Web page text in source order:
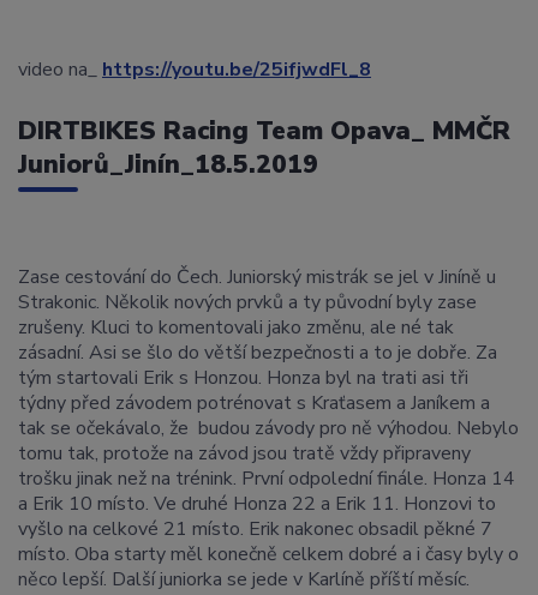
video na_ https://youtu.be/25ifjwdFl_8
DIRTBIKES Racing Team Opava_ MMČR
Juniorů_Jinín_18.5.2019
Zase cestování do Čech. Juniorský mistrák se jel v Jiníně u
Strakonic. Několik nových prvků a ty původní byly zase
zrušeny. Kluci to komentovali jako změnu, ale né tak
zásadní. Asi se šlo do větší bezpečnosti a to je dobře. Za
tým startovali Erik s Honzou. Honza byl na trati asi tři
týdny před závodem potrénovat s Kraťasem a Janíkem a
tak se očekávalo, že budou závody pro ně výhodou. Nebylo
tomu tak, protože na závod jsou tratě vždy připraveny
trošku jinak než na trénink. První odpolední finále. Honza 14
a Erik 10 místo. Ve druhé Honza 22 a Erik 11. Honzovi to
vyšlo na celkové 21 místo. Erik nakonec obsadil pěkné 7
místo. Oba starty měl konečně celkem dobré a i časy byly o
něco lepší. Další juniorka se jede v Karlíně příští měsíc.